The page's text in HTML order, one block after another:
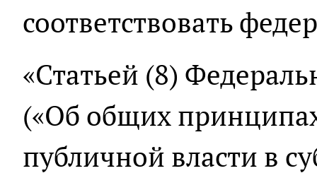
соответствовать
«Статьей (8)
(«Об общих
публичной власти в